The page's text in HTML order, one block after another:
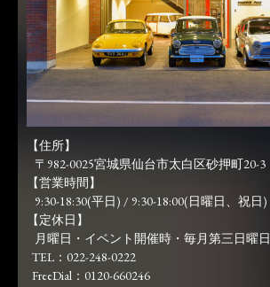
【住所】
〒982-0025宮城県仙台市太白区砂押町20-3
【営業時間】
9:30-18:30(平日) / 9:30-18:00(日曜日、祝日)
【定休日】
月曜日・イベント開催時・毎月第三日曜日
TEL：022-248-0222
FreeDial：0120-660246